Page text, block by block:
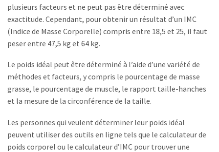
plusieurs facteurs et ne peut pas être déterminé avec
exactitude. Cependant, pour obtenir un résultat d’un IMC
(Indice de Masse Corporelle) compris entre 18,5 et 25, il faut
peser entre 47,5 kg et 64 kg.
Le poids idéal peut être déterminé à l’aide d’une variété de
méthodes et facteurs, y compris le pourcentage de masse
grasse, le pourcentage de muscle, le rapport taille-hanches
et la mesure de la circonférence de la taille.
Les personnes qui veulent déterminer leur poids idéal
peuvent utiliser des outils en ligne tels que le calculateur de
poids corporel ou le calculateur d’IMC pour trouver une